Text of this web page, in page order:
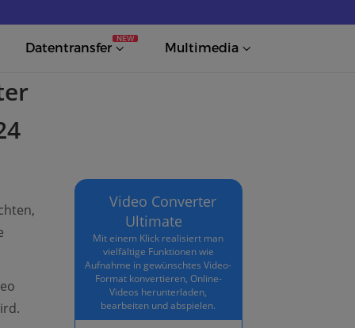
Datentransfer
NEW
Multimedia
Video Converter
Ultimate
Mit einem Klick realisiert man
vielfältige Funktionen wie
Aufnahme in gewünschtes Video-
Format konvertieren, Online-
Videos herunterladen,
bearbeiten und abspielen.